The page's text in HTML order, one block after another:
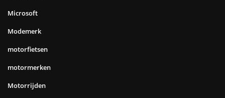
Microsoft
Modemerk
motorfietsen
motormerken
Motorrijden